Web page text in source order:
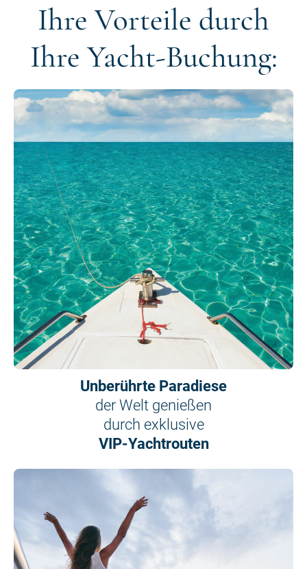
Ihre Vorteile durch
Ihre Yacht-Buchung:
Unberührte Paradiese
der Welt genießen
durch exklusive
VIP-Yachtrouten